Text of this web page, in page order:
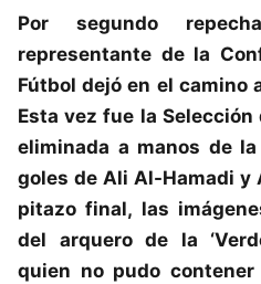
Por segundo
representante de la
Fútbol dejó en el camino
Esta vez fue la Selección
eliminada a manos de
goles de Ali Al-Hamadi y
pitazo final, las
del arquero de la
quien no pudo